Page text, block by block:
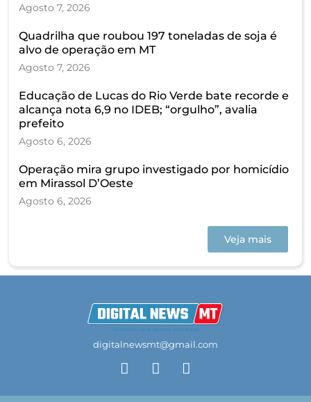
Agosto 7, 2026
Quadrilha que roubou 197 toneladas de soja é
alvo de operação em MT
Agosto 7, 2026
Educação de Lucas do Rio Verde bate recorde e
alcança nota 6,9 no IDEB; “orgulho”, avalia
prefeito
Agosto 6, 2026
Operação mira grupo investigado por homicídio
em Mirassol D’Oeste
Agosto 6, 2026
Veja mais
digitalnewsmt@gmail.com